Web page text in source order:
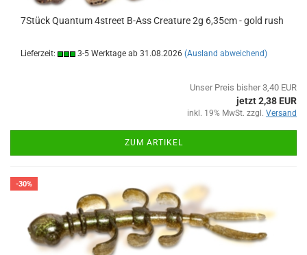
7Stück Quantum 4street B-Ass Creature 2g 6,35cm - gold rush
Lieferzeit: 3-5 Werktage ab 31.08.2026 (Ausland abweichend)
Unser Preis bisher 3,40 EUR
jetzt 2,38 EUR
inkl. 19% MwSt. zzgl. Versand
ZUM ARTIKEL
-30%